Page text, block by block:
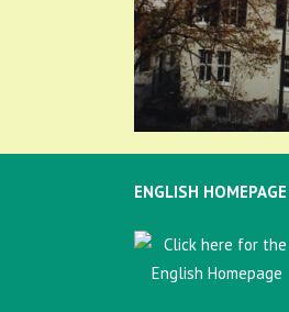
ENGLISH HOMEPAGE